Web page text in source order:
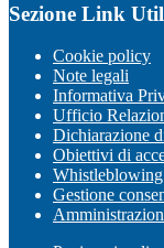
Sezione Link
Cookie policy
Note legali
Informativa
Ufficio
Dichiarazione
Obiettivi di
Whistleblowing
Gestione